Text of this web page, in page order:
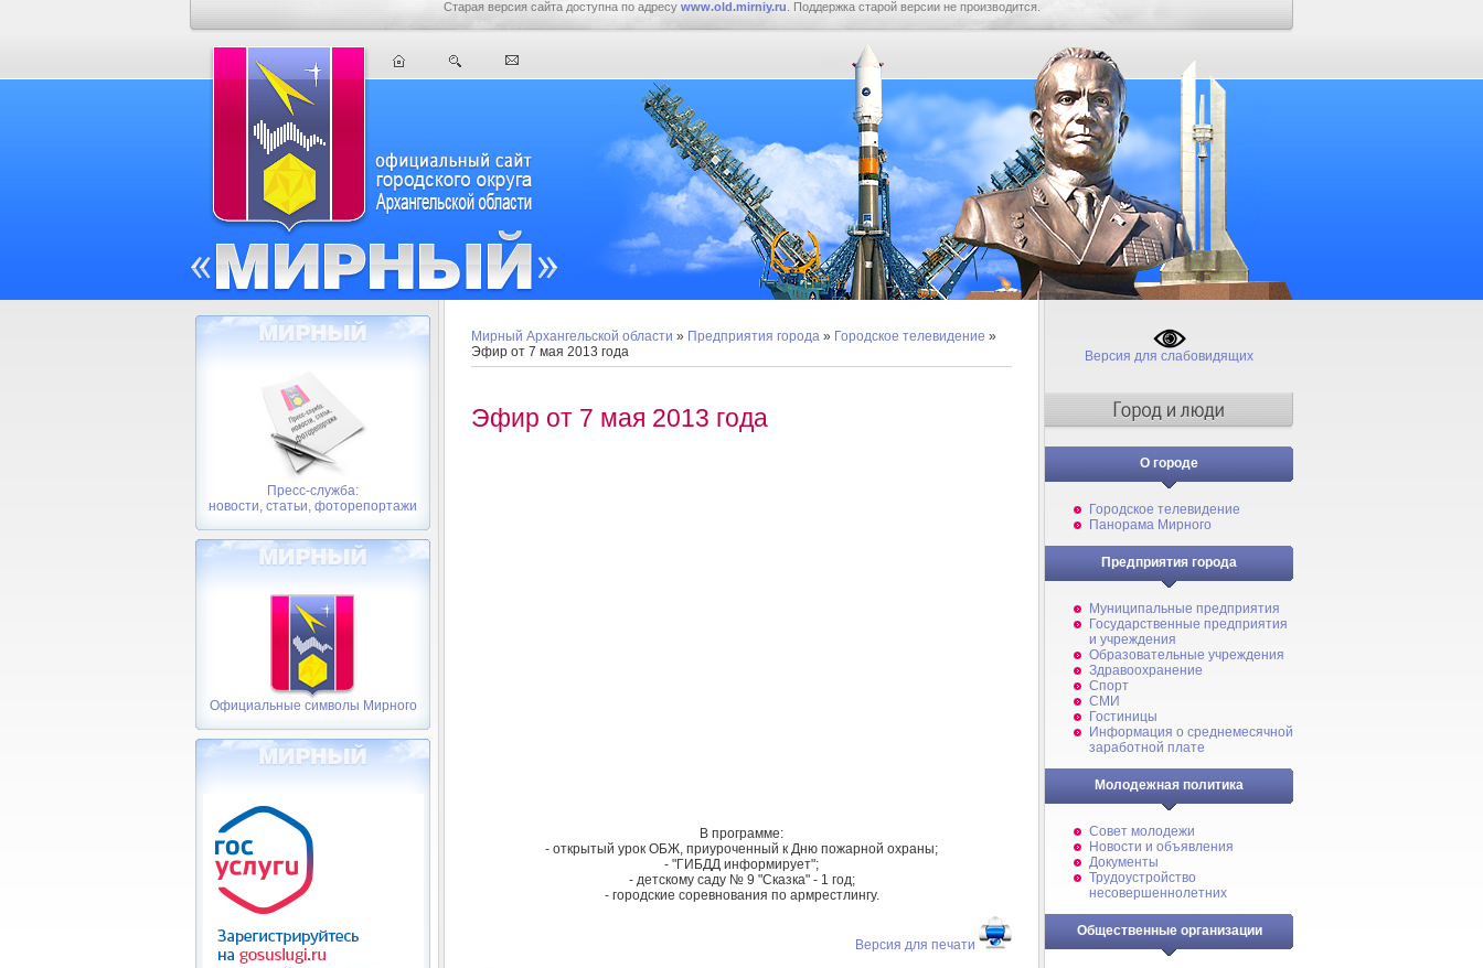
Старая версия сайта доступна по адресу www.old.mirniy.ru . Поддержка старой версии не производится.
Пресс-служба:
новости, статьи, фоторепортажи
Официальные символы Мирного
Мирный Архангельской области » Предприятия города » Городское телевидение »
Эфир от 7 мая 2013 года
Эфир от 7 мая 2013 года
В программе:
- открытый урок ОБЖ, приуроченный к Дню пожарной охраны;
- "ГИБДД информирует";
- детскому саду № 9 "Сказка" - 1 год;
- городские соревнования по армрестлингу.
Версия для печати
Версия для слабовидящих
О городе
Городское телевидение
Панорама Мирного
Предприятия города
Муниципальные предприятия
Государственные предприятия
и учреждения
Образовательные учреждения
Здравоохранение
Спорт
СМИ
Гостиницы
Информация о среднемесячной
заработной плате
Молодежная политика
Совет молодежи
Новости и объявления
Документы
Трудоустройство
несовершеннолетних
Общественные организации